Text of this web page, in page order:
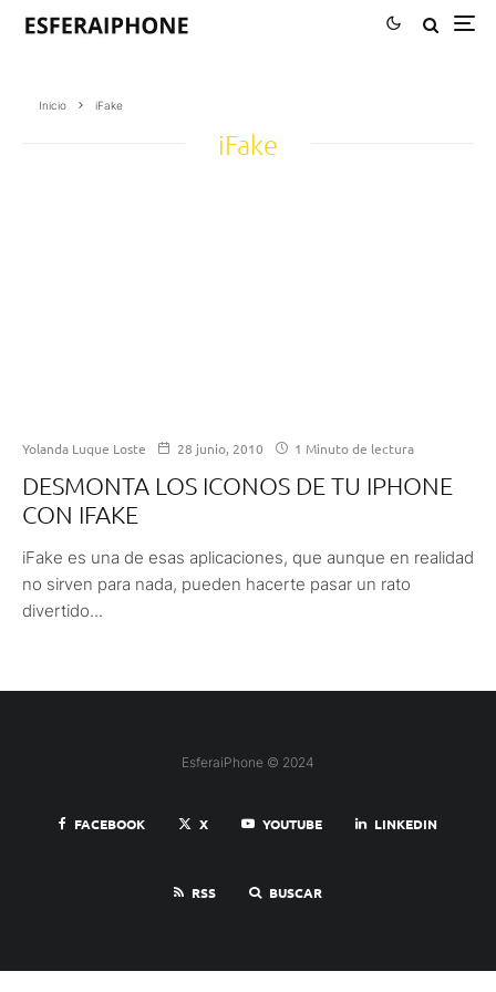
Inicio iFake
iFake
Yolanda Luque Loste 28 junio, 2010 1 Minuto de lectura
DESMONTA LOS ICONOS DE TU IPHONE
CON IFAKE
iFake es una de esas aplicaciones, que aunque en realidad
no sirven para nada, pueden hacerte pasar un rato
divertido...
EsferaiPhone © 2024
FACEBOOK X YOUTUBE LINKEDIN
RSS BUSCAR